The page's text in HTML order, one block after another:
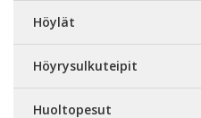
Höylät
Höyrysulkuteipit
Huoltopesut